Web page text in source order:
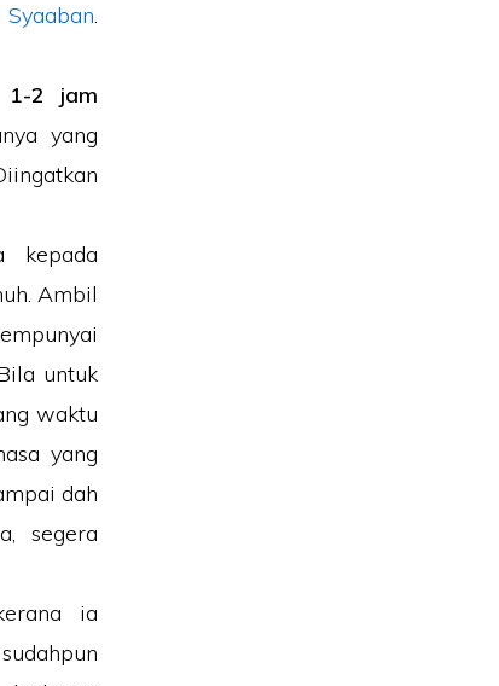
.
1-2 jam
yang
kepada
Ambil
untuk
waktu
yang
dah
segera
ia